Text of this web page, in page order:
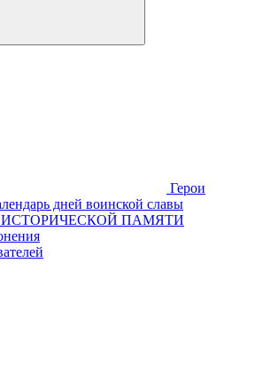
Герои
дней воинской славы
ПАМЯТИ